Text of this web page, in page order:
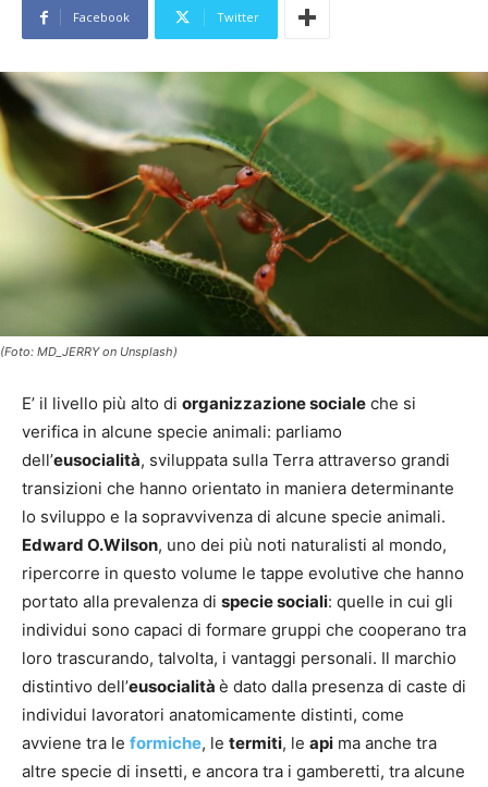
Facebook Twitter
(Foto: MD_JERRY on Unsplash)
E’ il livello più alto di organizzazione sociale che si
verifica in alcune specie animali: parliamo
dell’eusocialità, sviluppata sulla Terra attraverso grandi
transizioni che hanno orientato in maniera determinante
lo sviluppo e la sopravvivenza di alcune specie animali.
Edward O.Wilson, uno dei più noti naturalisti al mondo,
ripercorre in questo volume le tappe evolutive che hanno
portato alla prevalenza di specie sociali: quelle in cui gli
individui sono capaci di formare gruppi che cooperano tra
loro trascurando, talvolta, i vantaggi personali. Il marchio
distintivo dell’eusocialità è dato dalla presenza di caste di
individui lavoratori anatomicamente distinti, come
avviene tra le formiche, le termiti, le api ma anche tra
altre specie di insetti, e ancora tra i gamberetti, tra alcune